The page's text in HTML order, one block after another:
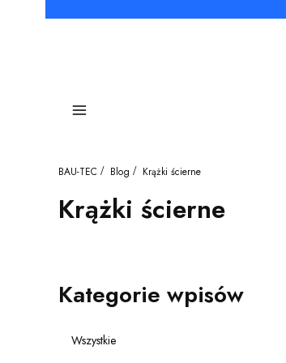
Menu
BAU-TEC Blog Krążki ścierne
Krążki ścierne
Kategorie wpisów
Wszystkie